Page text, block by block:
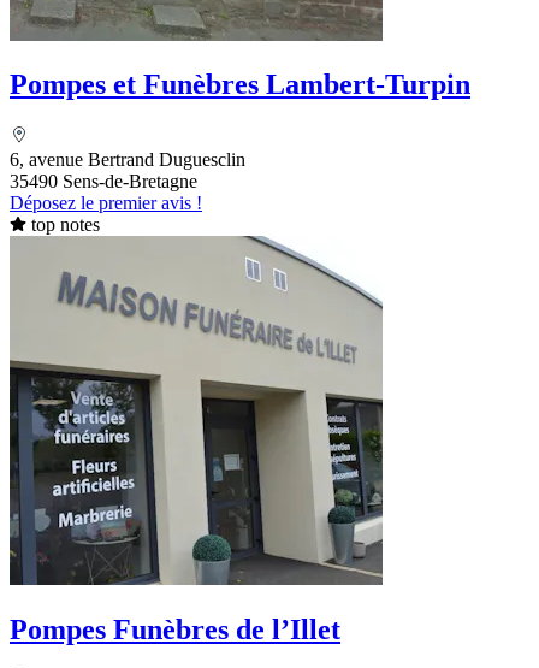
Pompes et Funèbres Lambert-Turpin
6, avenue Bertrand Duguesclin
35490 Sens-de-Bretagne
Déposez le premier avis !
top notes
Pompes Funèbres de l’Illet